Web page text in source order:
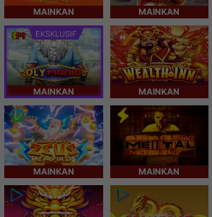
MAINKAN MAINKAN
EKSKLUSIF
MAINKAN MAINKAN
MAINKAN MAINKAN